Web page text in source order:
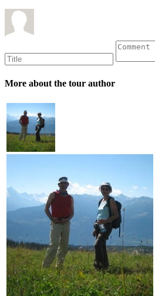
More about the tour author